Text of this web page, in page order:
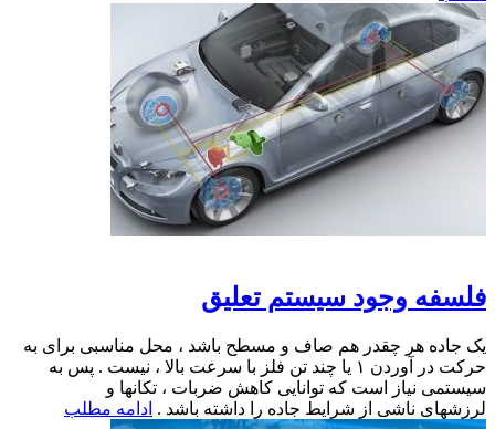
تعليق
صاف و مسطح باشد ، محل مناسبی برای به
در آوردن ۱ يا چند تن فلز با سرعت بالا ،‌ نيست . پس به
توانايی کاهش ضربات ، تکانها و
جاده را داشته باشد .ادامه مطلب